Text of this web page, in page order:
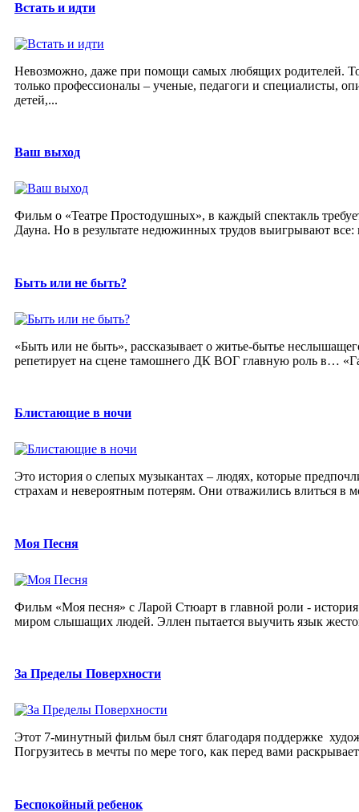
Встать и идти
Невозможно, даже при помощи самых любящих родителей.
только профессионалы – ученые, педагоги и специалисты,
детей,...
Ваш выход
Фильм о «Театре Простодушных», в каждый спектакль
Дауна. Но в результате недюжинных трудов выигрывают
Быть или не быть?
«Быть или не быть», рассказывает о житье-бытье
репетирует на сцене тамошнего ДК ВОГ главную роль в…
Блистающие в ночи
Это история о слепых музыкантах – людях, которые
страхам и невероятным потерям. Они отважились влиться в
Моя Песня
Фильм «Моя песня» с Ларой Стюарт в главной роли -
миром слышащих людей. Эллен пытается выучить язык
За Пределы Поверхности
Этот 7-минутный фильм был снят благодаря поддержке
Погрузитесь в мечты по мере того, как перед вами
Беспокойный ребенок